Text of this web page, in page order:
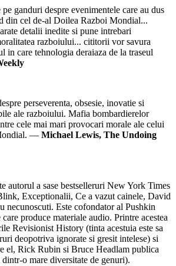
ganduri despre evenimentele care au dus
din cel de-al Doilea Razboi Mondial...
detalii inedite si pune intrebari
razboiului... cititorii vor savura
in care tehnologia deraiaza de la traseul
perseverenta, obsesie, inovatie si
ale razboiului. Mafia bombardierelor
cele mai mari provocari morale ale celui
— Michael Lewis, The Undoing
autorul a sase bestselleruri New York Times
Exceptionalii, Ce a vazut cainele, David
necunoscuti. Este cofondator al Pushkin
produce materiale audio. Printre acestea
Revisionist History (tinta acestuia este sa
deopotriva ignorate si gresit intelese) si
el, Rick Rubin si Bruce Headlam publica
o mare diversitate de genuri).